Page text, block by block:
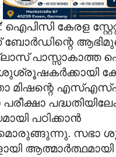
: ഐപിസി കേരള
ബോർഡിന്റെ
പാസ്സാകാത്ത
ശുശ്രൂഷകർക്കായി
മിഷന്റെ
പഠിക്കാൻ
സഭാ